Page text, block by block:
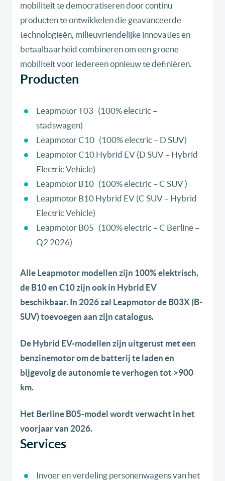
mobiliteit te democratiseren door continu
producten te ontwikkelen die geavanceerde
technologieën, milieuvriendelijke innovaties en
betaalbaarheid combineren om een ​​groene
mobiliteit voor iedereen opnieuw te definiëren.
Producten
Leapmotor T03 (100% electric –
stadswagen)
Leapmotor C10 (100% electric – D SUV)
Leapmotor C10 Hybrid EV (D SUV – Hybrid
Electric Vehicle)
Leapmotor B10 (100% electric – C SUV )
Leapmotor B10 Hybrid EV (C SUV – Hybrid
Electric Vehicle)
Leapmotor B05 (100% electric – C Berline –
Q2 2026)
Alle Leapmotor modellen zijn 100% elektrisch,
de B10 en C10 zijn ook in Hybrid EV
beschikbaar. In 2026 zal Leapmotor de B03X (B-
SUV) toevoegen aan zijn catalogus.
De Hybrid EV-modellen zijn uitgerust met een
benzinemotor om de batterij te laden en
bijgevolg de autonomie te verhogen tot >900
km.
Het Berline B05-model wordt verwacht in het
voorjaar van 2026.
Services
Invoer en verdeling personenwagens van het